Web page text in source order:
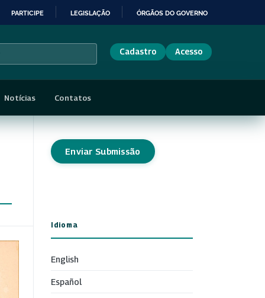
PARTICIPE LEGISLAÇÃO ÓRGÃOS DO GOVERNO
Cadastro Acesso
Notícias Contatos
Enviar Submissão
Idioma
English
Español